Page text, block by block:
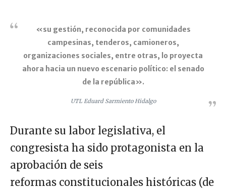
«su gestión, reconocida por comunidades
campesinas, tenderos, camioneros,
organizaciones sociales, entre otras, lo proyecta
ahora hacia un nuevo escenario político: el senado
de la república».
UTL Eduard Sarmiento Hidalgo
Durante su labor legislativa, el
congresista ha sido protagonista en la
aprobación de seis
reformas constitucionales históricas (de